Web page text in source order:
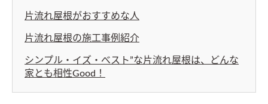
片流れ屋根がおすすめな人
片流れ屋根の施工事例紹介
シンプル・イズ・べスト”な片流れ屋根は、どんな
家とも相性Good！